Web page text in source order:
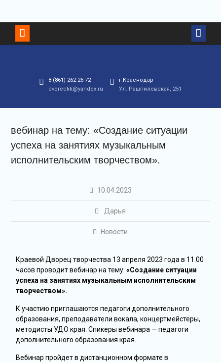
8 (861) 262-26-72
dvoreckk@yandex.ru
г.Краснодар
Ул. Рашпилевская, 251
вебинар на тему: «Создание ситуации
успеха на занятиях музыкальным
исполнительским творчеством».
10.04.2023
Дарья
Новости
Краевой Дворец творчества 13 апреля 2023 года в 11.00
часов проводит вебинар на тему: «Создание ситуации
успеха на занятиях музыкальным исполнительским
творчеством».
К участию приглашаются педагоги дополнительного
образования, преподаватели вокала, концертмейстеры,
методисты УДО края. Спикеры вебинара — педагоги
дополнительного образования края.
Вебинар пройдет в дистанционном формате в